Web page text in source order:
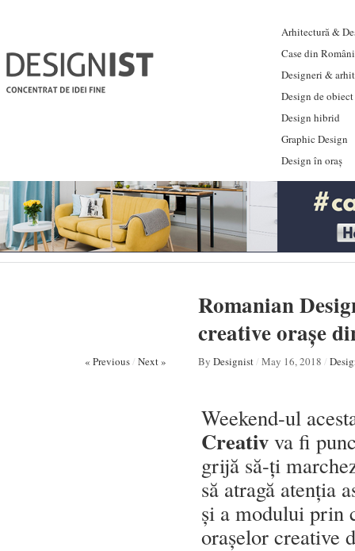
Arhitectură &
Case din
Designeri &
Design de obiect
Design hibrid
Graphic Design
Design în oraș
Romanian
creative orașe
« Previous/ Next » By Designist/ May 16, 2018 /
Weekend-ul
Creativ va fi
grijă să-ți
să atragă atenția
și a modului prin
orașelor creative